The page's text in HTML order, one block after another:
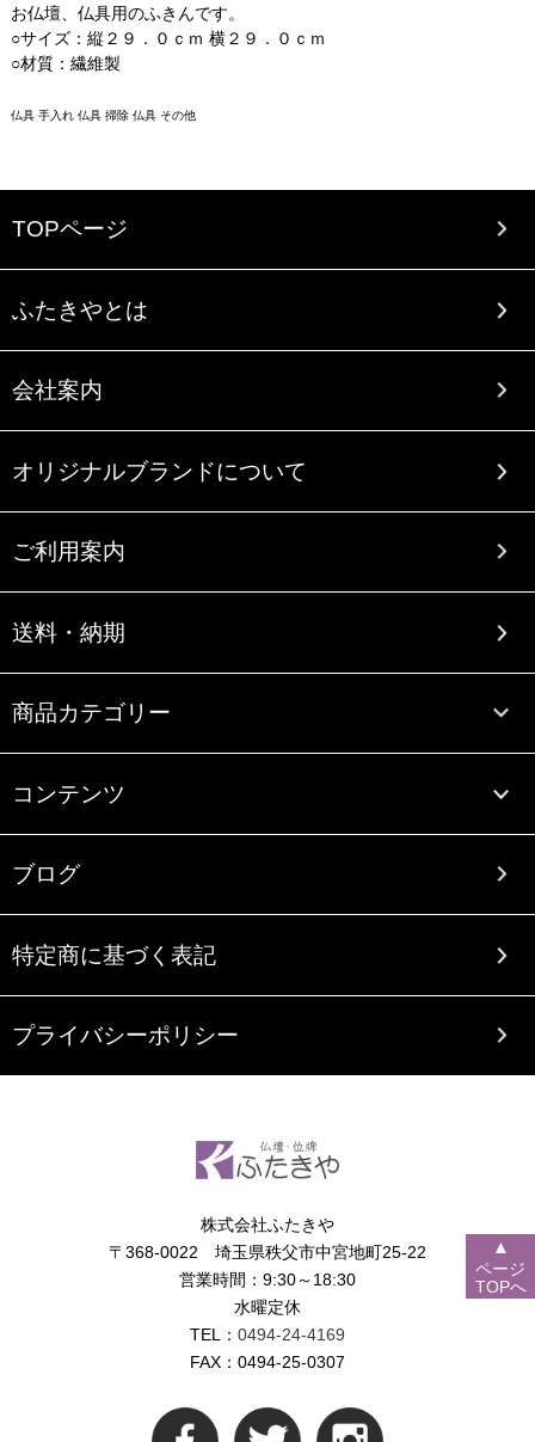
お仏壇、仏具用のふきんです。
○サイズ：縦２９．０ｃｍ 横２９．０ｃｍ
○材質：繊維製
仏具 手入れ 仏具 掃除 仏具 その他
TOPページ
ふたきやとは
会社案内
オリジナルブランドについて
ご利用案内
送料・納期
商品カテゴリー
コンテンツ
ブログ
特定商に基づく表記
プライバシーポリシー
株式会社ふたきや
〒368-0022 埼玉県秩父市中宮地町25-22
営業時間：9:30～18:30
水曜定休
TEL： 0494-24-4169
FAX：0494-25-0307
▲
ページ
TOPへ